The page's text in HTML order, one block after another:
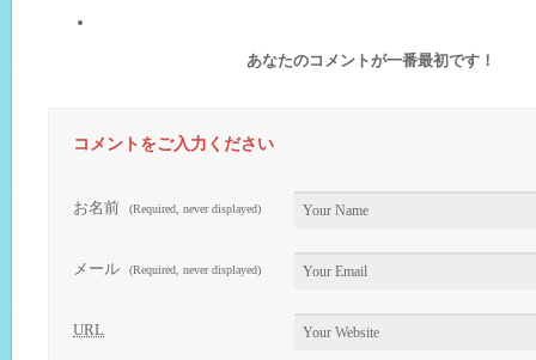
あなたのコメントが一番最初です！
コメントをご入力ください
お名前 (Required, never displayed)
メール (Required, never displayed)
URL